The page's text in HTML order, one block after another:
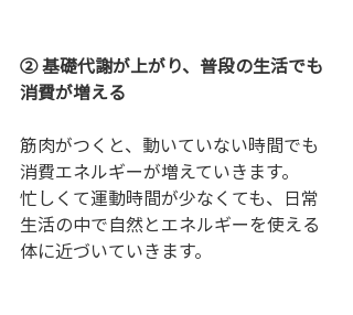
② 基礎代謝が上がり、普段の生活でも
消費が増える
筋肉がつくと、動いていない時間でも
消費エネルギーが増えていきます。
忙しくて運動時間が少なくても、日常
生活の中で自然とエネルギーを使える
体に近づいていきます。